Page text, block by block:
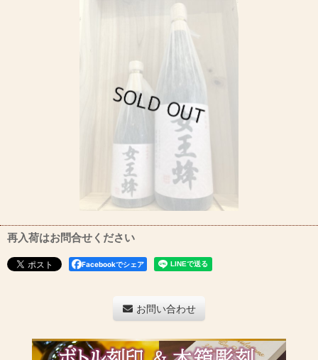
再入荷はお問合せください
Facebookでシェア
お問い合わせ